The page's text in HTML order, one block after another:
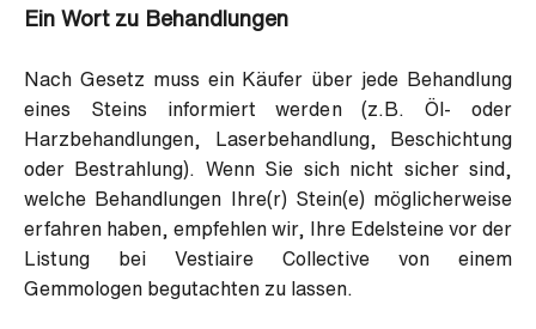
Ein Wort zu Behandlungen
Nach Gesetz muss ein Käufer über jede Behandlung
eines Steins informiert werden (z.B. Öl- oder
Harzbehandlungen, Laserbehandlung, Beschichtung
oder Bestrahlung). Wenn Sie sich nicht sicher sind,
welche Behandlungen Ihre(r) Stein(e) möglicherweise
erfahren haben, empfehlen wir, Ihre Edelsteine vor der
Listung bei Vestiaire Collective von einem
Gemmologen begutachten zu lassen.